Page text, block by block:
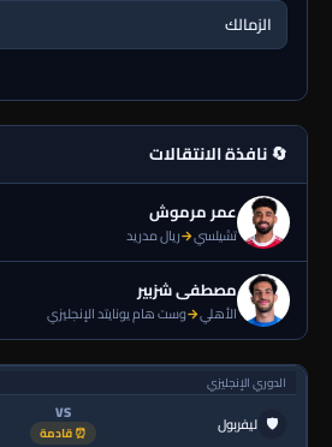
الزمالك
🔄 نافذة الانتقالات
عمر مرموش
تشيلسي→ريال مدريد
مصطفى شزبير
الأهلي→وست هام يونايتد الإنجليزي
الدوري الإنجليزي
🛡 ليفربول VS
⏰ قادمة